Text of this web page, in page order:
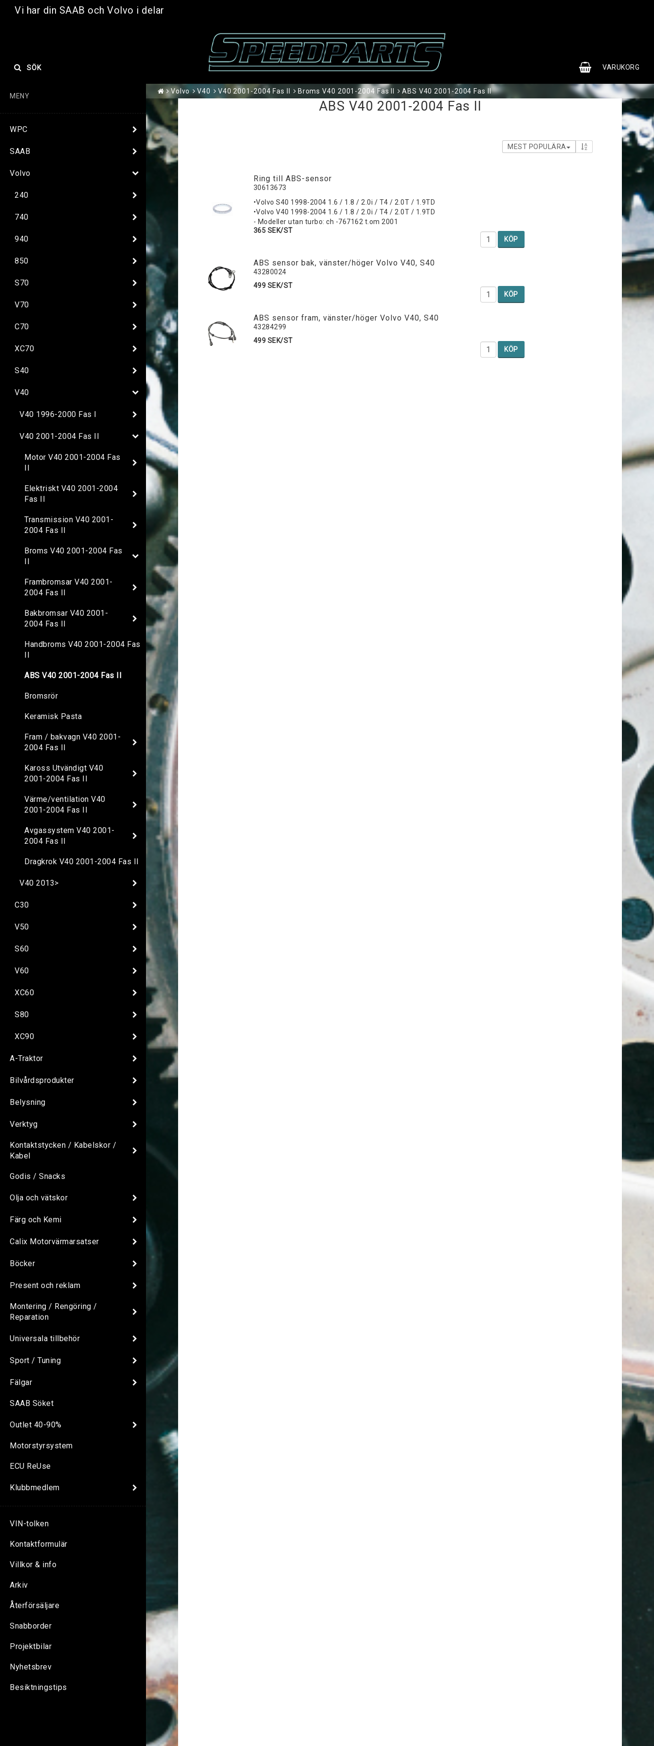
Vi har din SAAB och Volvo i delar
VARUKORG
SÖK
MENY
WPC
SAAB
Volvo
240
740
940
850
S70
V70
C70
XC70
S40
V40
V40 1996-2000 Fas I
V40 2001-2004 Fas II
Motor V40 2001-2004 Fas
Elektriskt V40 2001-2004
Fas II
Transmission V40 2001-
2004 Fas II
Broms V40 2001-2004 Fas
Frambromsar V40 2001-
2004 Fas II
Bakbromsar V40 2001-
2004 Fas II
Handbroms V40 2001-2004 Fas
ABS V40 2001-2004 Fas II
Bromsrör
Keramisk Pasta
Fram / bakvagn V40 2001-
2004 Fas II
Kaross Utvändigt V40
2001-2004 Fas II
Värme/ventilation V40
2001-2004 Fas II
Avgassystem V40 2001-
2004 Fas II
Dragkrok V40 2001-2004 Fas II
V40 2013>
C30
V50
S60
V60
XC60
S80
XC90
A-Traktor
Bilvårdsprodukter
Belysning
Verktyg
Kontaktstycken / Kabelskor /
Kabel
Godis / Snacks
Olja och vätskor
Färg och Kemi
Calix Motorvärmarsatser
Böcker
Present och reklam
Montering / Rengöring /
Reparation
Universala tillbehör
Sport / Tuning
Fälgar
SAAB Söket
Outlet 40-90%
Motorstyrsystem
ECU ReUse
Klubbmedlem
VIN-tolken
Kontaktformulär
Villkor & info
Arkiv
Återförsäljare
Snabborder
Projektbilar
Nyhetsbrev
Besiktningstips
Volvo V40 V40 2001-2004 Fas II Broms V40 2001-2004 Fas II ABS V40 2001-2004 Fas II
ABS V40 2001-2004 Fas II
MEST POPULÄRA
Ring till ABS-sensor
30613673
•Volvo S40 1998-2004 1.6 / 1.8 / 2.0i / T4 / 2.0T / 1.9TD
•Volvo V40 1998-2004 1.6 / 1.8 / 2.0i / T4 / 2.0T / 1.9TD
- Modeller utan turbo: ch -767162 t.om 2001
365 SEK/ST
KÖP
ABS sensor bak, vänster/höger Volvo V40, S40
43280024
499 SEK/ST
KÖP
ABS sensor fram, vänster/höger Volvo V40, S40
43284299
499 SEK/ST
KÖP